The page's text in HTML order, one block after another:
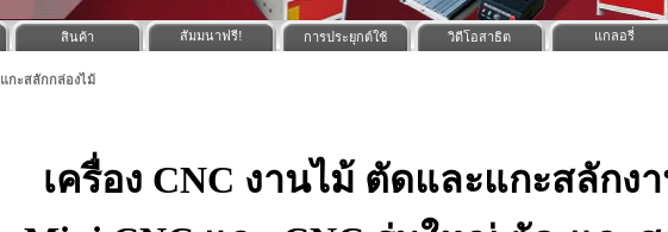
สินค้า สัมมนาฟรี! การประยุกต์ใช้ วิดีโอสาธิต แกลอรี่
แกะสลักกล่องไม้
เครื่อง CNC งานไม้ ตัดและแกะสลักง